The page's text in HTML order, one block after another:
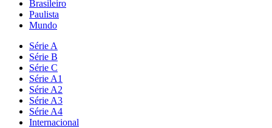
Brasileiro
Paulista
Mundo
Série A
Série B
Série C
Série A1
Série A2
Série A3
Série A4
Internacional